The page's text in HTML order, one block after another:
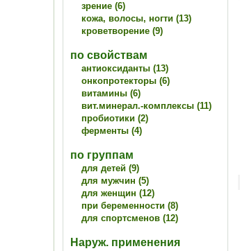
зрение (6)
кожа, волосы, ногти (13)
кроветворение (9)
по свойствам
антиоксиданты (13)
онкопротекторы (6)
витамины (6)
вит.минерал.-комплексы (11)
пробиотики (2)
ферменты (4)
по группам
для детей (9)
для мужчин (5)
для женщин (12)
при беременности (8)
для спортсменов (12)
Наруж. применения